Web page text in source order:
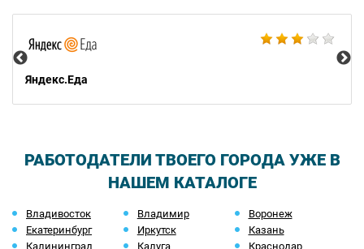
Яндекс.Еда
РАБОТОДАТЕЛИ ТВОЕГО ГОРОДА УЖЕ В
НАШЕМ КАТАЛОГЕ
Владивосток Владимир
Воронеж
Екатеринбург
Иркутск
Казань
Калининград
Калуга Краснодар